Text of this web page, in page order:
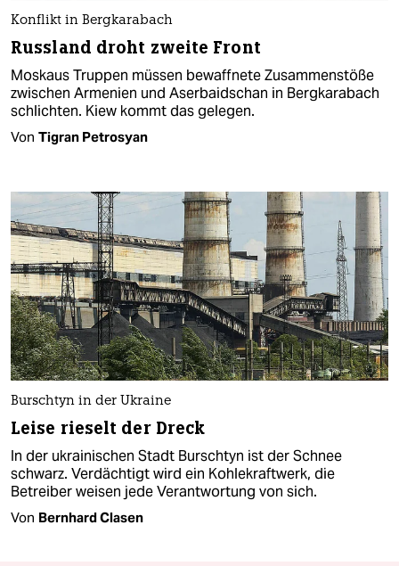
Konflikt in Bergkarabach
Russland droht zweite Front
Moskaus Truppen müssen bewaffnete Zusammenstöße
zwischen Armenien und Aserbaidschan in Bergkarabach
schlichten. Kiew kommt das gelegen.
Von Tigran Petrosyan
Burschtyn in der Ukraine
Leise rieselt der Dreck
In der ukrainischen Stadt Burschtyn ist der Schnee
schwarz. Verdächtigt wird ein Kohlekraftwerk, die
Betreiber weisen jede Verantwortung von sich.
Von Bernhard Clasen